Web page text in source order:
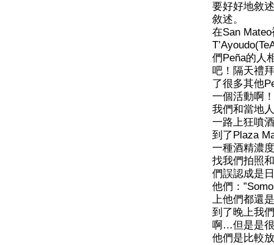
要好好地敘
敘述。
在San
們Peña的人
吧！隔天禮
了很多其他
一個活動啊
我們和當地
一路上狂噴
到了Plaza
一種酒精濃
找我們拍照
們誤認成是
他們：
上他們都還
到了晚上我
啊…但是是
他們是比較